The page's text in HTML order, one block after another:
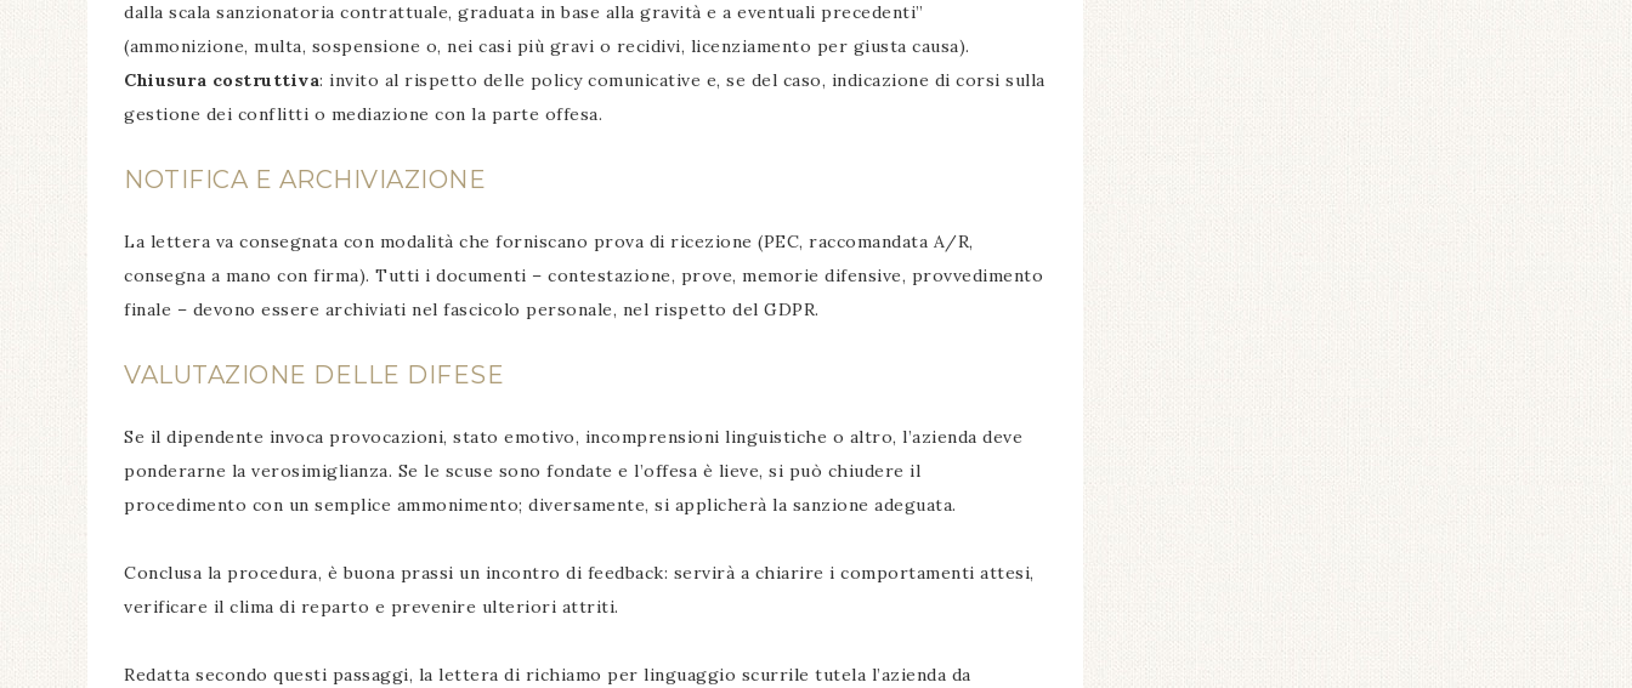
dalla scala sanzionatoria contrattuale, graduata in base alla gravità e a eventuali precedenti”
(ammonizione, multa, sospensione o, nei casi più gravi o recidivi, licenziamento per giusta causa).
Chiusura costruttiva: invito al rispetto delle policy comunicative e, se del caso, indicazione di corsi sulla
gestione dei conflitti o mediazione con la parte offesa.
NOTIFICA E ARCHIVIAZIONE
La lettera va consegnata con modalità che forniscano prova di ricezione (PEC, raccomandata A/R,
consegna a mano con firma). Tutti i documenti – contestazione, prove, memorie difensive, provvedimento
finale – devono essere archiviati nel fascicolo personale, nel rispetto del GDPR.
VALUTAZIONE DELLE DIFESE
Se il dipendente invoca provocazioni, stato emotivo, incomprensioni linguistiche o altro, l’azienda deve
ponderarne la verosimiglianza. Se le scuse sono fondate e l’offesa è lieve, si può chiudere il
procedimento con un semplice ammonimento; diversamente, si applicherà la sanzione adeguata.
Conclusa la procedura, è buona prassi un incontro di feedback: servirà a chiarire i comportamenti attesi,
verificare il clima di reparto e prevenire ulteriori attriti.
Redatta secondo questi passaggi, la lettera di richiamo per linguaggio scurrile tutela l’azienda da